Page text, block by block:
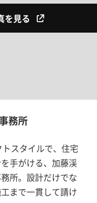
を見る
務所
トスタイルで、住宅
手がける、加藤渓
所。 設計だけでな
まで一貫して請け